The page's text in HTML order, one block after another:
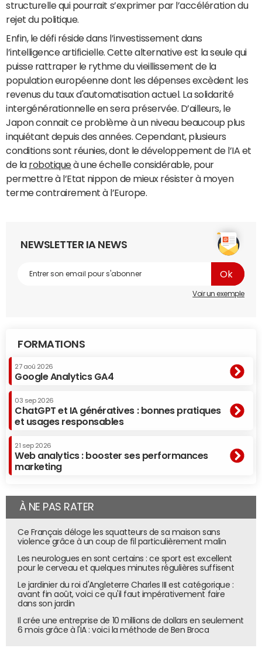
structurelle qui pourrait s’exprimer par l’accélération du
rejet du politique.
Enfin, le défi réside dans l’investissement dans
l’intelligence artificielle. Cette alternative est la seule qui
puisse rattraper le rythme du vieillissement de la
population européenne dont les dépenses excèdent les
revenus du taux d'automatisation actuel. La solidarité
intergénérationnelle en sera préservée. D’ailleurs, le
Japon connait ce problème à un niveau beaucoup plus
inquiétant depuis des années. Cependant, plusieurs
conditions sont réunies, dont le développement de l’IA et
de la robotiqueà une échelle considérable, pour
permettre à l’Etat nippon de mieux résister à moyen
terme contrairement à l’Europe.
NEWSLETTER IA NEWS
Voir un exemple
FORMATIONS
27 aoû 2026
Google Analytics GA4
03 sep 2026
ChatGPT et IA génératives : bonnes pratiques
et usages responsables
21 sep 2026
Web analytics : booster ses performances
marketing
À NE PAS RATER
Ce Français déloge les squatteurs de sa maison sans
violence grâce à un coup de fil particulièrement malin
Les neurologues en sont certains : ce sport est excellent
pour le cerveau et quelques minutes régulières suffisent
Le jardinier du roi d'Angleterre Charles III est catégorique :
avant fin août, voici ce qu'il faut impérativement faire
dans son jardin
Il crée une entreprise de 10 millions de dollars en seulement
6 mois grâce à l'IA : voici la méthode de Ben Broca